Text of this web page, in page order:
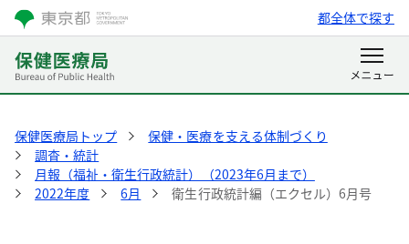
都全体で探す
保健医療局トップ
保健・医療を支える体制づくり
調査・統計
月報（福祉・衛生行政統計）（2023年6月まで）
2022年度
6月 衛生行政統計編（エクセル）6月号